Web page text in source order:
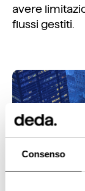
Consenso
avere
flussi gestiti.